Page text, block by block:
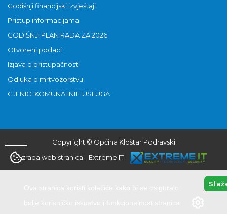
Godišnji financijski izvještaji
Pristup informacijama
GODIŠNJI PLAN RADA ZA 2026
Otvoreni podaci
Izjava o pristupačnosti
Odluka o mrtvozorstvu
CJENICI KOMUNALNIH USLUGA
Copyright © Općina Kloštar Podravski
Izrada web stranica - Extreme IT